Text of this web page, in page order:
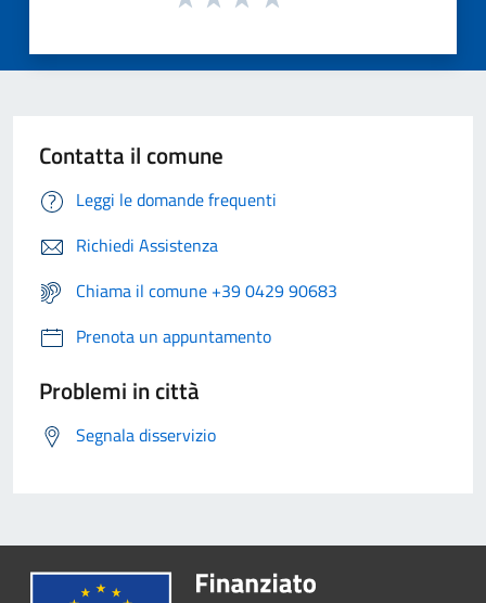
Contatta il comune
Leggi le domande frequenti
Richiedi Assistenza
Chiama il comune +39 0429 90683
Prenota un appuntamento
Problemi in città
Segnala disservizio